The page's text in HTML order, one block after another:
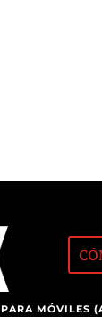
PARA MÓVILES